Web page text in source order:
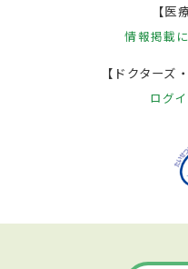
【医
情報掲載
【ドクターズ
ログ